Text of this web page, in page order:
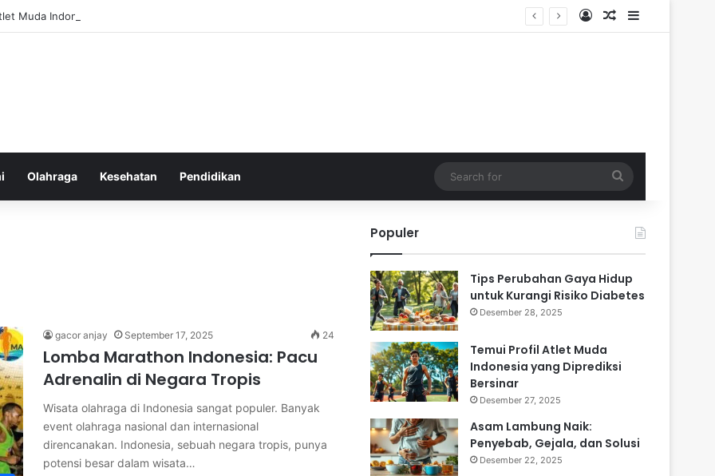
Muda Indonesia yang Diprediksi Bersinar Log InRandom Article
Sidebar
Olahraga Kesehatan Pendidikan
for
gacor anjay September 17, 2025 24
Lomba Marathon Indonesia: Pacu
Adrenalin di Negara Tropis
Wisata olahraga di Indonesia sangat populer. Banyak
event olahraga nasional dan internasional
direncanakan. Indonesia, sebuah negara tropis, punya
potensi besar dalam wisata…
Populer
Tips Perubahan Gaya Hidup
untuk Kurangi Risiko Diabetes
Desember 28, 2025
Temui Profil Atlet Muda
Indonesia yang Diprediksi
Bersinar
Desember 27, 2025
Asam Lambung Naik:
Penyebab, Gejala, dan Solusi
Desember 22, 2025